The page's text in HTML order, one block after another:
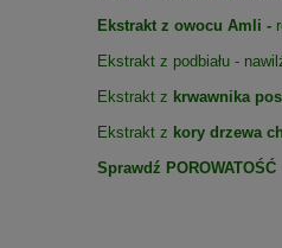
Ekstrakt z owocu Amli -
Ekstrakt z podbiału -
Ekstrakt z krwawnika
Ekstrakt z kory drzewa
Sprawdź POROWATOŚĆ